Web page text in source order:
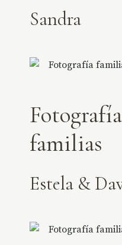
Sandra
familias
Estela &